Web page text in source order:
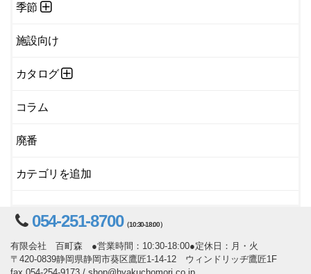
季節
施設向け
カタログ
コラム
廃番
カテゴリを追加
054-251-8700（10:30-18:00）
有限会社 百町森 ●営業時間：10:30-18:00●定休日：月・火
〒420-0839静岡県静岡市葵区鷹匠1-14-12 ウィンドリッヂ鷹匠1F